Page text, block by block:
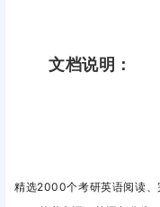
文档说明：
精选2000个考研英语阅读、